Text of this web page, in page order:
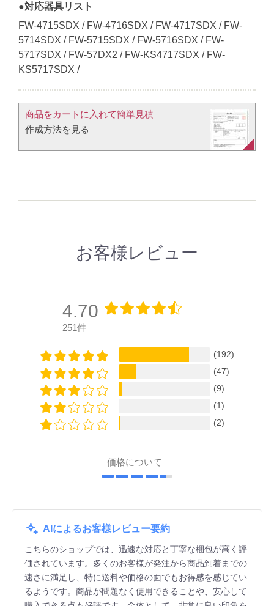
●対応器具リスト
FW-4715SDX / FW-4716SDX / FW-4717SDX / FW-
5714SDX / FW-5715SDX / FW-5716SDX / FW-
5717SDX / FW-57DX2 / FW-KS4717SDX / FW-
KS5717SDX /
商品をカートに入れて簡単見積​
作成方法を見る​​
お客様レビュー
4.70
251件
(192)
(47)
(9)
(1)
(2)
価格について
AIによるお客様レビュー要約
こちらのショップでは、迅速な対応と丁寧な梱包が高く評
価されています。多くのお客様が発注から商品到着までの
速さに満足し、特に送料や価格の面でもお得感を感じてい
るようです。商品が問題なく使用できることや、安心して